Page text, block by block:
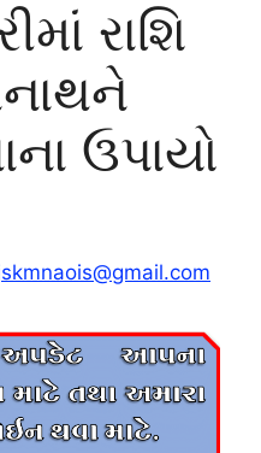
રાશિ
ઉપાયો